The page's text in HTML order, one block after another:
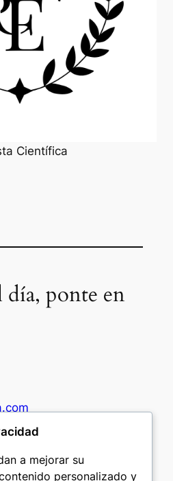
Científica
día, ponte en
a mejorar su
personalizado y